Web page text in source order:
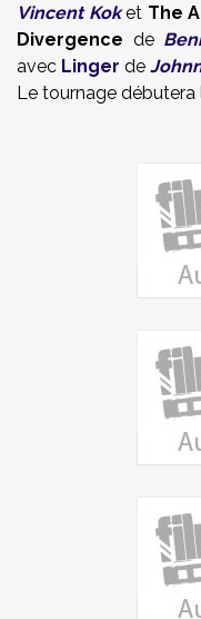
Vincent Koket The
Divergence de
avec Linger de
Le tournage débutera